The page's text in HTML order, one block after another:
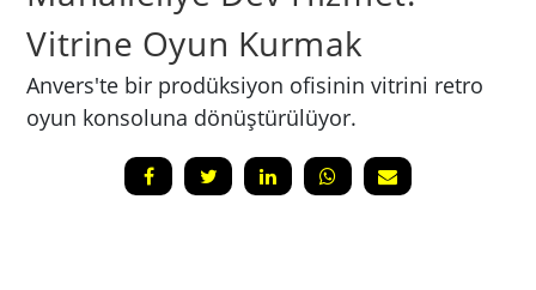
Vitrine Oyun Kurmak
Anvers'te bir prodüksiyon ofisinin vitrini retro
oyun konsoluna dönüştürülüyor.